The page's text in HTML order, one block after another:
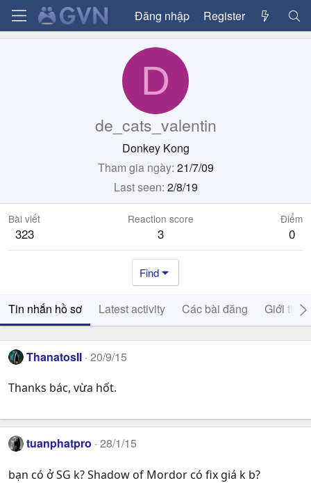
Đăng nhập Register
D
de_cats_valentin
Donkey Kong
Tham gia ngày 21/7/09
Last seen 2/8/19
Bài viết
323
Reaction score
3
Điểm
0
Find
Tin nhắn hồ sơ Latest activity Các bài đăng Giới thiệu
ThanatosII 20/9/15
Thanks bác, vừa hốt.
tuanphatpro 28/1/15
bạn có ở SG k? Shadow of Mordor có fix giá k b?